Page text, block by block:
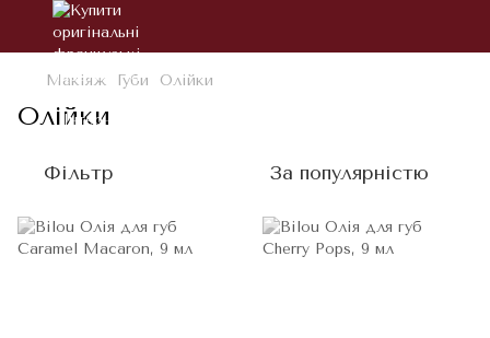
Макіяж Губи Олійки
Олійки
Фільтр За популярністю